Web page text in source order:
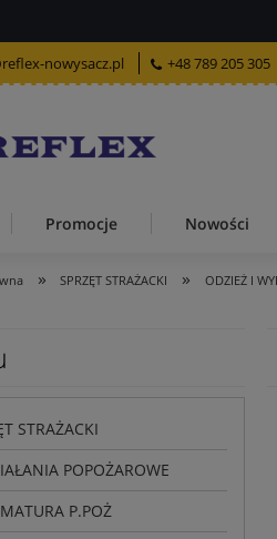
nowysacz.pl +48 789 205 305
Promocje Nowości
» SPRZĘT STRAŻACKI » ODZIEŻ I
STRAŻACKI
POPOŻAROWE
P.POŻ